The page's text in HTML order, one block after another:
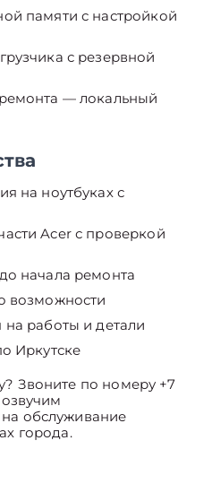
памяти с настройкой
с резервной
— локальный
на ноутбуках с
Acer с проверкой
начала ремонта
возможности
на работы и детали
Иркутске
Звоните по номеру +7
обслуживание
города.